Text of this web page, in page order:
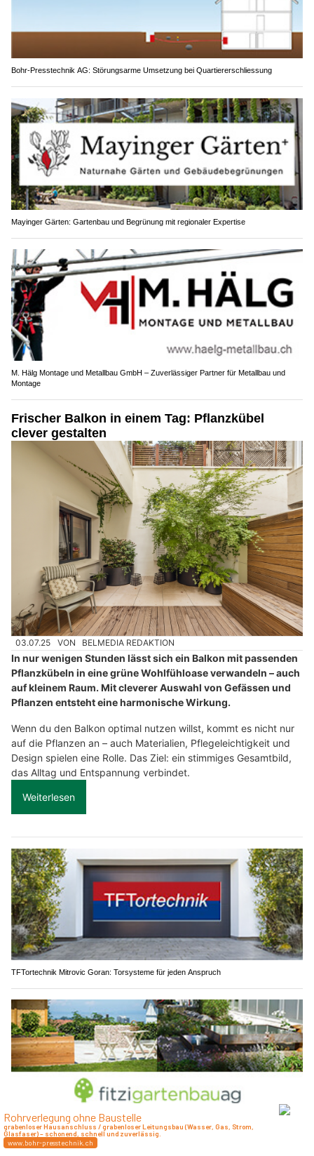
Bohr-Presstechnik AG: Störungsarme Umsetzung bei Quartiererschliessung
Mayinger Gärten: Gartenbau und Begrünung mit regionaler Expertise
M. Hälg Montage und Metallbau GmbH – Zuverlässiger Partner für Metallbau und
Montage
Frischer Balkon in einem Tag: Pflanzkübel
clever gestalten
03.07.25 VON BELMEDIA REDAKTION
In nur wenigen Stunden lässt sich ein Balkon mit passenden
Pflanzkübeln in eine grüne Wohlfühloase verwandeln – auch
auf kleinem Raum. Mit cleverer Auswahl von Gefässen und
Pflanzen entsteht eine harmonische Wirkung.
Wenn du den Balkon optimal nutzen willst, kommt es nicht nur
auf die Pflanzen an – auch Materialien, Pflegeleichtigkeit und
Design spielen eine Rolle. Das Ziel: ein stimmiges Gesamtbild,
das Alltag und Entspannung verbindet.
Weiterlesen
TFTortechnik Mitrovic Goran: Torsysteme für jeden Anspruch
Fitzi Gartenbau AG: Nachhaltige Gartenideen mit Wirkung